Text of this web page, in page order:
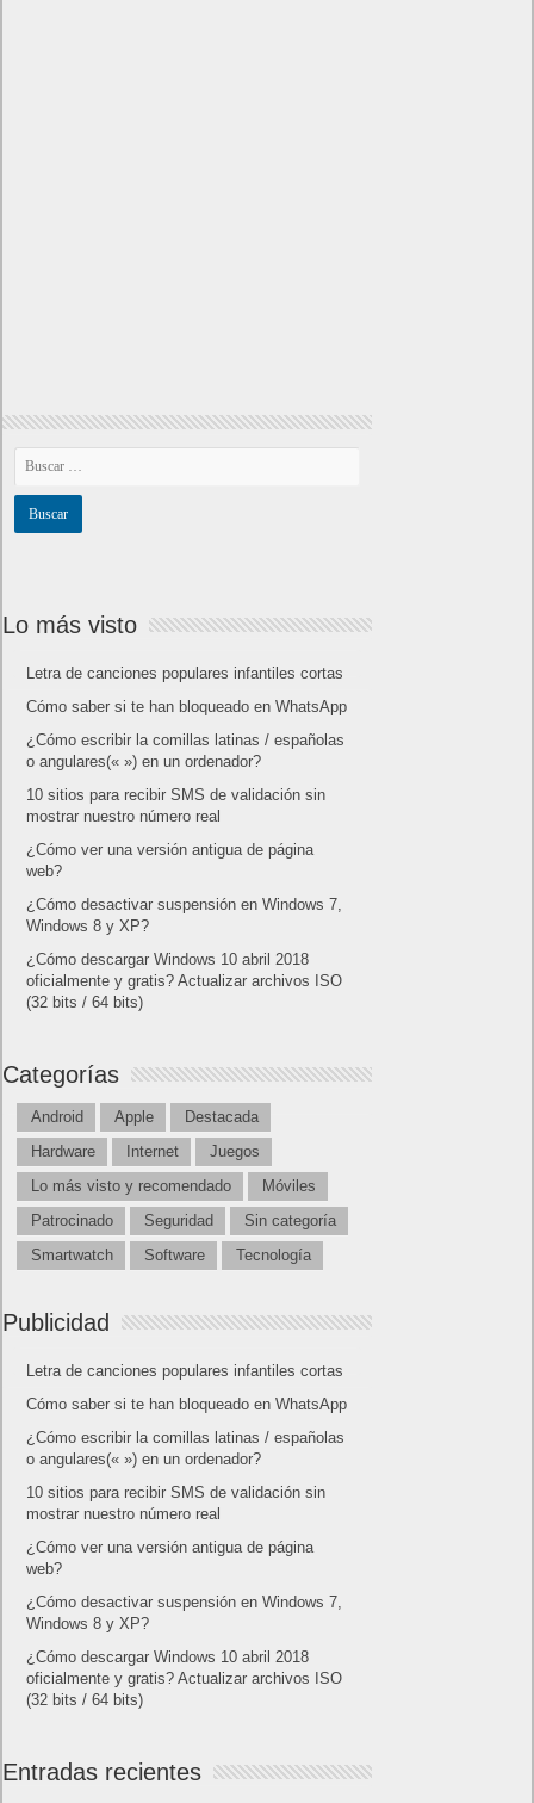
Lo más visto
Letra de canciones populares infantiles cortas
Cómo saber si te han bloqueado en WhatsApp
¿Cómo escribir la comillas latinas / españolas
o angulares(« ») en un ordenador?
10 sitios para recibir SMS de validación sin
mostrar nuestro número real
¿Cómo ver una versión antigua de página
web?
¿Cómo desactivar suspensión en Windows 7,
Windows 8 y XP?
¿Cómo descargar Windows 10 abril 2018
oficialmente y gratis? Actualizar archivos ISO
(32 bits / 64 bits)
Categorías
Android Apple
Destacada
Hardware
Internet
Juegos
Lo más visto y recomendado
Móviles
Patrocinado
Seguridad
Sin categoría
Smartwatch
Software Tecnología
Publicidad
Letra de canciones populares infantiles cortas
Cómo saber si te han bloqueado en WhatsApp
¿Cómo escribir la comillas latinas / españolas
o angulares(« ») en un ordenador?
10 sitios para recibir SMS de validación sin
mostrar nuestro número real
¿Cómo ver una versión antigua de página
web?
¿Cómo desactivar suspensión en Windows 7,
Windows 8 y XP?
¿Cómo descargar Windows 10 abril 2018
oficialmente y gratis? Actualizar archivos ISO
(32 bits / 64 bits)
Entradas recientes